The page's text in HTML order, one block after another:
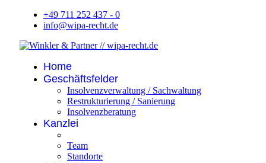
+49 711 252 437 - 0
info@wipa-recht.de
Home
Geschäftsfelder
Insolvenzverwaltung / Sachwaltung
Restrukturierung / Sanierung
Insolvenzberatung
Kanzlei
Team
Standorte